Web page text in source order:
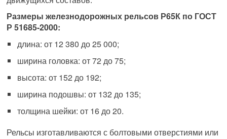
Размеры железнодорожных рельсов Р65К по ГОСТ
Р 51685-2000:
длина: от 12 380 до 25 000;
ширина головка: от 72 до 75;
высота: от 152 до 192;
ширина подошвы: от 132 до 135;
толщина шейки: от 16 до 20.
Рельсы изготавливаются с болтовыми отверстиями или